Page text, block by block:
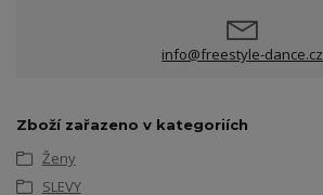
info@freestyle-dance.cz
Zboží zařazeno v kategoriích
Ženy
SLEVY